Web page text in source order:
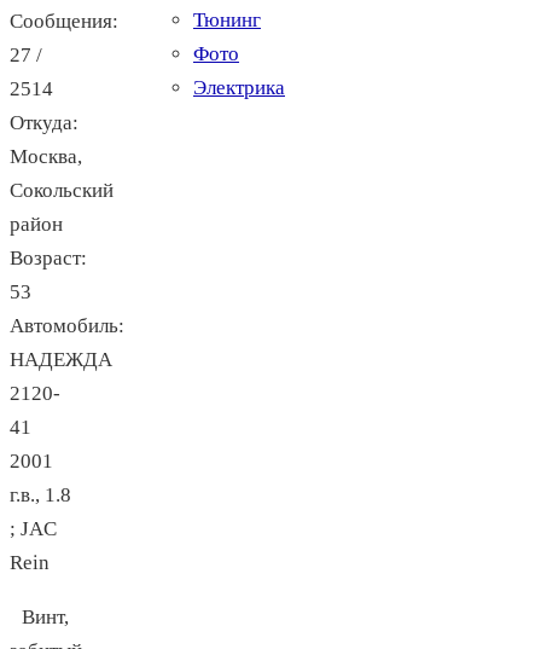
Сообщения:
27 /
2514
Откуда:
Москва,
Сокольский
район
Возраст:
53
Автомобиль:
НАДЕЖДА
2120-
41
2001
г.в., 1.8
; JAC
Rein
Винт,
Тюнинг
Фото
Электрика